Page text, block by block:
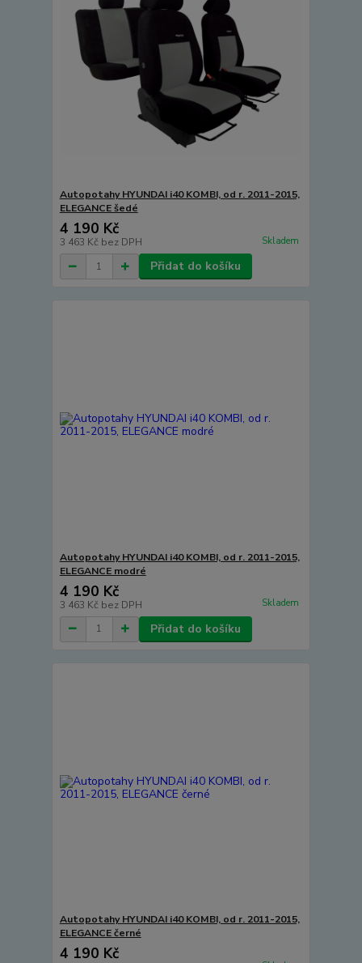
Autopotahy HYUNDAI i40 KOMBI, od r. 2011-2015,
ELEGANCE šedé
4 190 Kč
3 463 Kč bez DPH Skladem
Přidat do košíku
Autopotahy HYUNDAI i40 KOMBI, od r. 2011-2015,
ELEGANCE modré
4 190 Kč
3 463 Kč bez DPH Skladem
Přidat do košíku
Autopotahy HYUNDAI i40 KOMBI, od r. 2011-2015,
ELEGANCE černé
4 190 Kč